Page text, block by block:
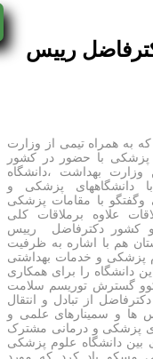
رییس
تیمی از وزارت
حضور در کشور
،دانشگاه
پزشکی و
با مقامات پزشکی
برملاقات کلی
دکترفاضل رییس
اشاره به ظرفیت
و خدمات بهداشتی
را برای همکاری
توریسم سلامت
تبادل و انتقال
علمی و
و درمانی مشترک
علوم پزشکی